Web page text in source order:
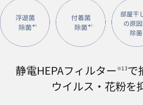
静電HEPAフィルター ※13で
ウイルス・花粉を